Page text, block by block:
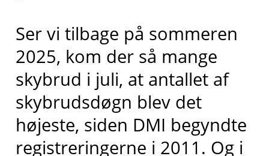
Ser vi tilbage på sommeren
2025, kom der så mange
skybrud i juli, at antallet af
skybrudsdøgn blev det
højeste, siden DMI begyndte
registreringerne i 2011. Og i